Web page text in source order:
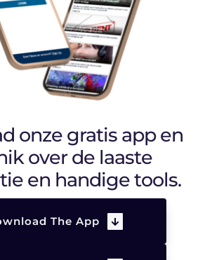
onze gratis app en
over de laaste
en handige tools.
The App